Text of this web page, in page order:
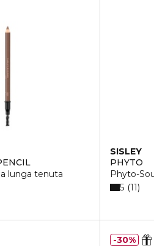
lunga tenuta
SISLEY
PHYTO
Phyto-
5 11
30%